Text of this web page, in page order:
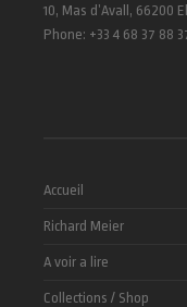
10, Mas d’Avall, 66200
Phone: +33 4 68 37 88
Accueil
Richard Meier
A voir a lire
Collections / Shop